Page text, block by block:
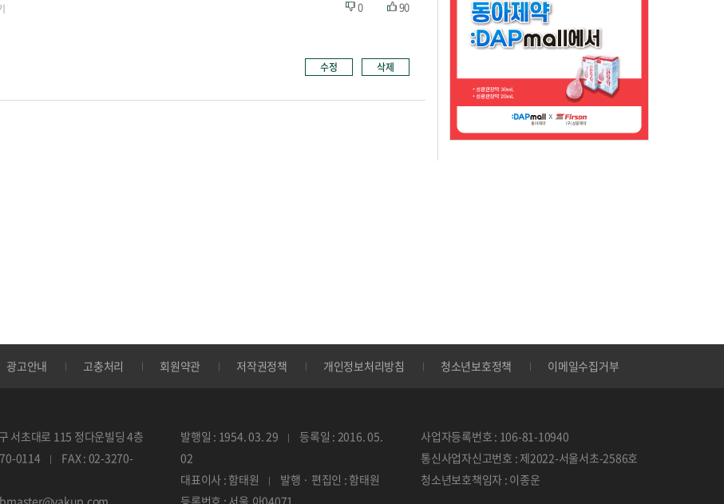
90
0
수정 삭제
광고안내 고충처리 회원약관 저작권정책 개인정보처리방침 청소년보호정책 이메일수집거부
서초대로 115 정다운빌딩 4층
0114
FAX : 02-3270-
발행일 : 1954. 03. 29
등록일 : 2016. 05.
02
대표이사 : 함태원
발행 · 편집인 : 함태원
사업자등록번호 : 106-81-10940
통신사업자신고번호 : 제2022-서울서초-2586호
청소년보호책임자 : 이종운